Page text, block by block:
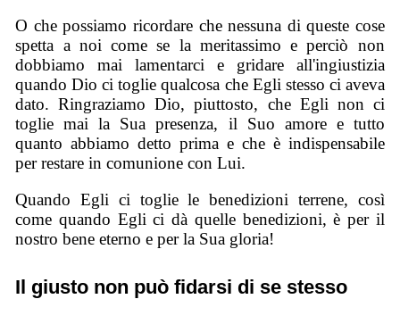
O che possiamo ricordare che nessuna di queste cose
spetta a noi come se la meritassimo e perciò non
dobbiamo mai lamentarci e gridare all'ingiustizia
quando Dio ci toglie qualcosa che Egli stesso ci aveva
dato. Ringraziamo Dio, piuttosto, che Egli non ci
toglie mai la Sua presenza, il Suo amore e tutto
quanto abbiamo detto prima e che è indispensabile
per restare in comunione con Lui.
Quando Egli ci toglie le benedizioni terrene, così
come quando Egli ci dà quelle benedizioni, è per il
nostro bene eterno e per la Sua gloria!
Il giusto non può fidarsi di se stesso